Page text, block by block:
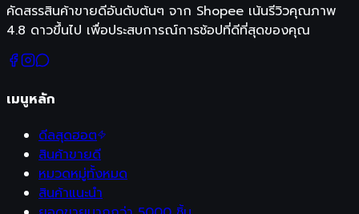
คัดสรรสินค้าขายดีอันดับต้นๆ จาก Shopee เน้นรีวิวคุณภาพ
4.8 ดาวขึ้นไป เพื่อประสบการณ์การช้อปที่ดีที่สุดของคุณ
เมนูหลัก
ดีลสุดฮอต
สินค้าขายดี
หมวดหมู่ทั้งหมด
สินค้าแนะนำ